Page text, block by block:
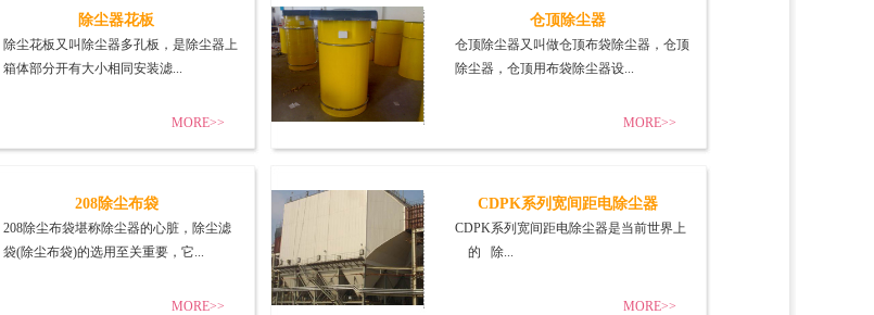
除尘器花板
除尘花板又叫除尘器多孔板，是除尘器上
箱体部分开有大小相同安装滤...
MORE>>
仓顶除尘器
仓顶除尘器又叫做仓顶布袋除尘器，仓顶
除尘器，仓顶用布袋除尘器设...
MORE>>
208除尘布袋
208除尘布袋堪称除尘器的心脏，除尘滤
袋(除尘布袋)的选用至关重要，它...
MORE>>
CDPK系列宽间距电除尘器
CDPK系列宽间距电除尘器是当前世界上
的 除...
MORE>>